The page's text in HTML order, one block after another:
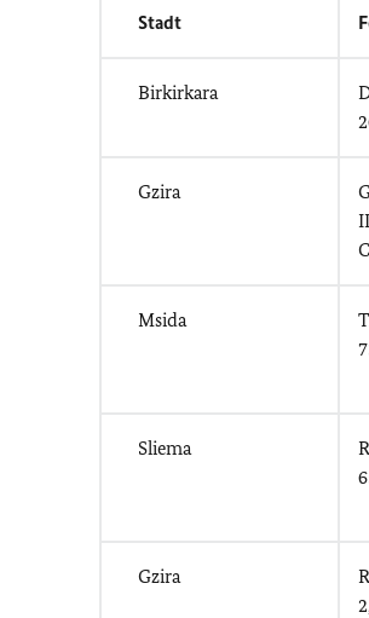
Stadt
Birkirkara
Gzira
Msida
Sliema
Gzira